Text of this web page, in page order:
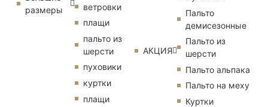
размеры
ветровки
плащи
пальто из
шерсти
пуховики
куртки
плащи
АКЦИЯ
Пальто
демисезонные
Пальто из
шерсти
Пальто альпака
Пальто на меху
Куртки